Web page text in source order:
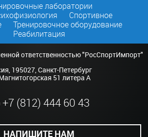
лаборатории
Спортивное
Тренировочное оборудование
Реабилитация
ответственностью "РосСпортИмпорт"
195027, Санкт-Петербург
51 литера А
+7 (812) 444 60 43
НАПИШИТЕ НАМ